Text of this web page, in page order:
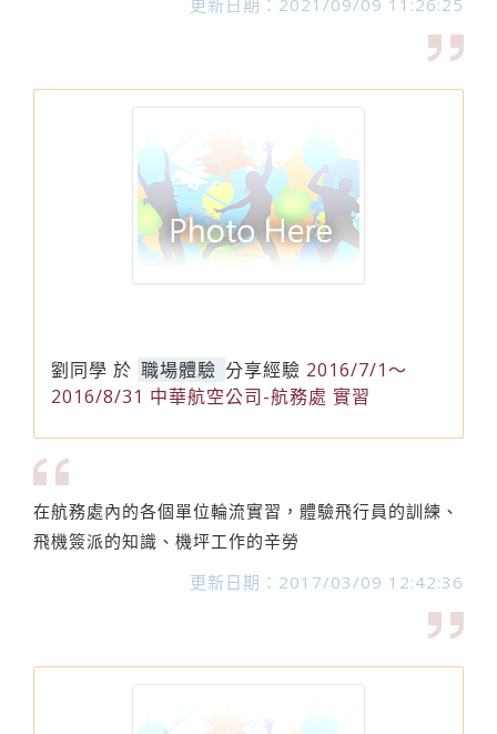
更新日期：2021/09/09 11:26:25
劉同學 於 職場體驗 分享經驗 2016/7/1～
2016/8/31 中華航空公司-航務處 實習
在航務處內的各個單位輪流實習，體驗飛行員的訓練、
飛機簽派的知識、機坪工作的辛勞
更新日期：2017/03/09 12:42:36